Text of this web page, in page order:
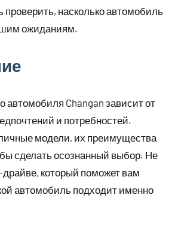
проверить, насколько автомобиль
ожиданиям.
автомобиля Changan зависит от
и потребностей.
модели, их преимущества
сделать осознанный выбор. Не
который поможет вам
автомобиль подходит именно